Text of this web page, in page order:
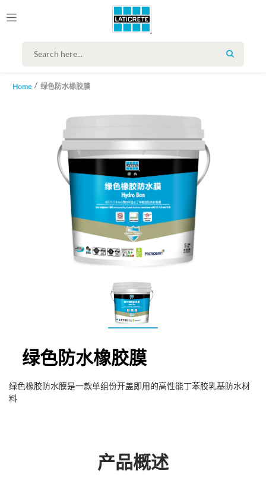
SEARCH
Home 绿色防水橡胶膜
绿色防水橡胶膜
绿色橡胶防水膜是一款单组份开盖即用的高性能丁苯胶乳基防水材
料
产品概述